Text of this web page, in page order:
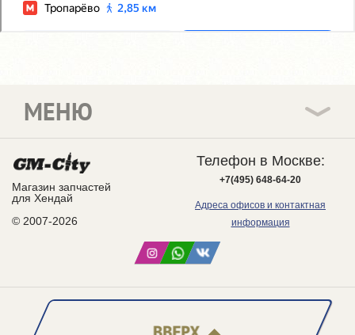
Магазин запчастей
для Хендай
© 2007-2026
МЕНЮ
Телефон в Москве:
+7(495) 648-64-20
Адреса офисов и контактная
информация